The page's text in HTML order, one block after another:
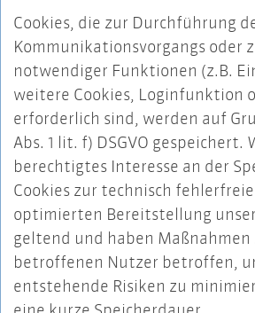
Cookies, die zur Durchführung
Kommunikationsvorgangs oder
notwendiger Funktionen (z.B.
weitere Cookies, Loginfunktion
erforderlich sind, werden auf
Abs. 1 lit. f) DSGVO gespeichert.
berechtigtes Interesse an der
Cookies zur technisch
optimierten Bereitstellung
geltend und haben Maßnahmen
betroffenen Nutzer betroffen,
entstehende Risiken zu